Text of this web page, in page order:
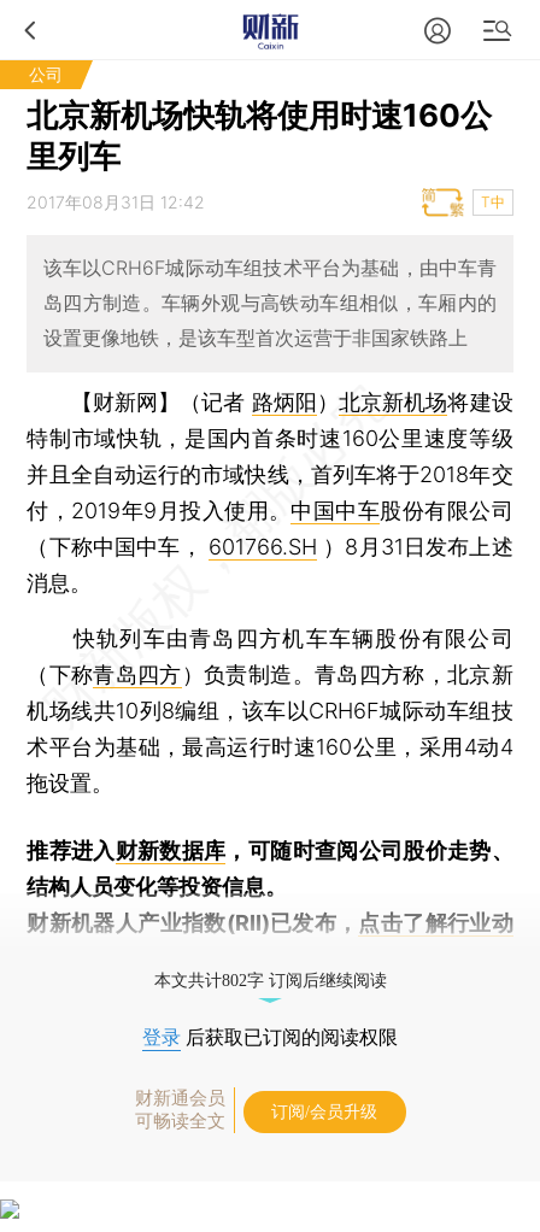
公司
北京新机场快轨将使用时速160公
里列车
2017年08月31日 12:42 T中
该车以CRH6F城际动车组技术平台为基础，由中车青
岛四方制造。车辆外观与高铁动车组相似，车厢内的
设置更像地铁，是该车型首次运营于非国家铁路上
【财新网】（记者 路炳阳 ） 北京新机场将建设
特制市域快轨，是国内首条时速160公里速度等级
并且全自动运行的市域快线，首列车将于2018年交
付，2019年9月投入使用。 中国中车股份有限公司
（下称中国中车， 601766.SH ）8月31日发布上述
消息。
快轨列车由青岛四方机车车辆股份有限公司
（下称青岛四方）负责制造。青岛四方称，北京新
机场线共10列8编组，该车以CRH6F城际动车组技
术平台为基础，最高运行时速160公里，采用4动4
拖设置。
推荐进入财新数据库 ，可随时查阅公司股价走势、
结构人员变化等投资信息。
财新机器人产业指数(RII)已发布， 点击了解行业动
本文共计802字 订阅后继续阅读
登录 后获取已订阅的阅读权限
财新通会员
可畅读全文
订阅/会员升级